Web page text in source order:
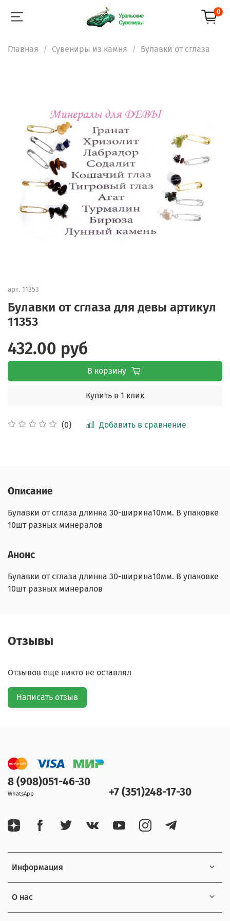
0
Главная Сувениры из камня Булавки от сглаза
арт. 11353
Булавки от сглаза для девы артикул
11353
(0) Добавить в сравнение
432.00 руб
В корзину
Купить в 1 клик
Описание
Булавки от сглаза длинна 30-ширина10мм. В упаковке
10шт разных минералов
Анонс
Булавки от сглаза длинна 30-ширина10мм. В упаковке
10шт разных минералов
Отзывы
Отзывов еще никто не оставлял
Написать отзыв
Информация
О нас
8 (908)051-46-30
WhatsApp +7 (351)248-17-30